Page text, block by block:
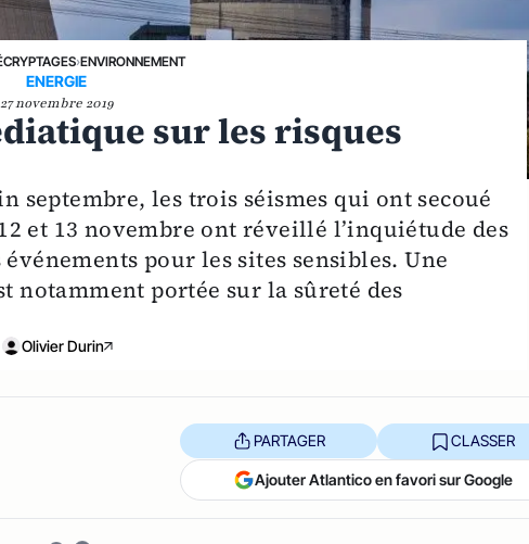
›ENVIRONNEMENT
ENERGIE
27 novembre 2019
sur les risques
septembre, les trois séismes qui ont secoué
et 13 novembre ont réveillé l’inquiétude des
pour les sites sensibles. Une
notamment portée sur la sûreté des
Olivier Durin
PARTAGER CLASSER
Ajouter Atlantico en favori sur Google